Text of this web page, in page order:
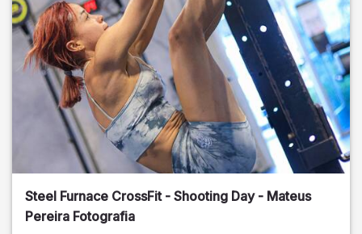
Steel Furnace CrossFit - Shooting Day - Mateus
Pereira Fotografia